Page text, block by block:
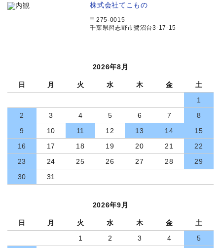
株式会社てこもの
〒275-0015
千葉県習志野市鷺沼台3-17-15
2026年8月
日 月 火 水 木 金
土
1
2
3 4 5 6 7
8
9
10 11 12 13 14
15
16
17 18 19 20 21
22
23
24 25 26 27 28
29
30
31
2026年9月
日 月 火 水 木 金
土
1
2 3 4
5